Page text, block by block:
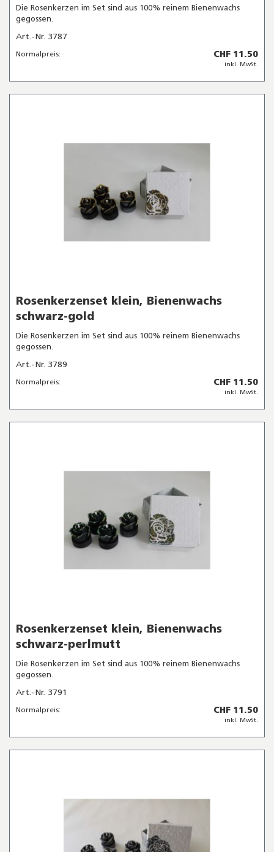
Die Rosenkerzen im Set sind aus 100% reinem Bienenwachs
gegossen.
Art.-Nr. 3787
Normalpreis: CHF 11.50
inkl. MwSt.
Rosenkerzenset klein, Bienenwachs
schwarz-gold
Die Rosenkerzen im Set sind aus 100% reinem Bienenwachs
gegossen.
Art.-Nr. 3789
Normalpreis: CHF 11.50
inkl. MwSt.
Rosenkerzenset klein, Bienenwachs
schwarz-perlmutt
Die Rosenkerzen im Set sind aus 100% reinem Bienenwachs
gegossen.
Art.-Nr. 3791
Normalpreis: CHF 11.50
inkl. MwSt.